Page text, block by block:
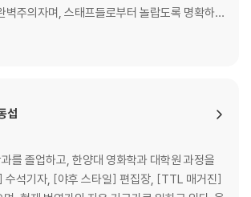
벽주의자며, 스태프들로부터 놀랍도록 명확하고
‘엄청나게’ 꼼꼼한 사람이라는 평을 받는다. 20
선정한 베스트드레서 25인이기도 한 그는 촬
섭
를 졸업하고, 한양대 영화학과 대학원 과정을
수석기자, [야후 스타일] 편집장, [TTL 매거진]